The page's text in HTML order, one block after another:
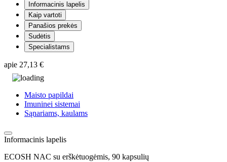
Informacinis lapelis
Kaip vartoti
Panašios prekės
Sudėtis
Specialistams
apie 27,13 €
Maisto papildai
Imuninei sistemai
Sąnariams, kaulams
Informacinis lapelis
ECOSH NAC su erškėtuogėmis, 90 kapsulių